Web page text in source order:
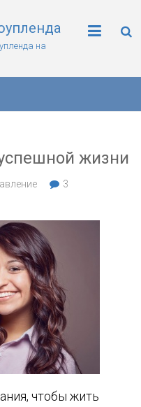
на
жизни
3
чтобы жить